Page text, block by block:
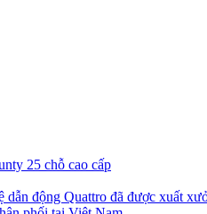
25 chỗ cao cấp
dẫn động Quattro đã được xuất